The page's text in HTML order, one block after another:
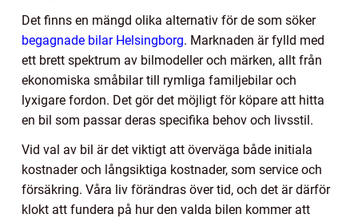
Det finns en mängd olika alternativ för de som söker
begagnade bilar Helsingborg. Marknaden är fylld med
ett brett spektrum av bilmodeller och märken, allt från
ekonomiska småbilar till rymliga familjebilar och
lyxigare fordon. Det gör det möjligt för köpare att hitta
en bil som passar deras specifika behov och livsstil.
Vid val av bil är det viktigt att överväga både initiala
kostnader och långsiktiga kostnader, som service och
försäkring. Våra liv förändras över tid, och det är därför
klokt att fundera på hur den valda bilen kommer att